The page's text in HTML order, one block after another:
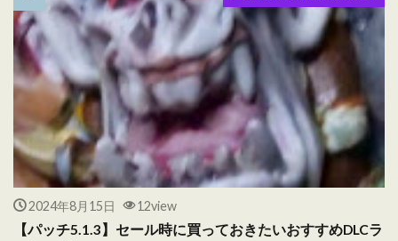
2024年8月15日 12view
【パッチ5.1.3】セール時に買っておきたいおすすめDLCラ